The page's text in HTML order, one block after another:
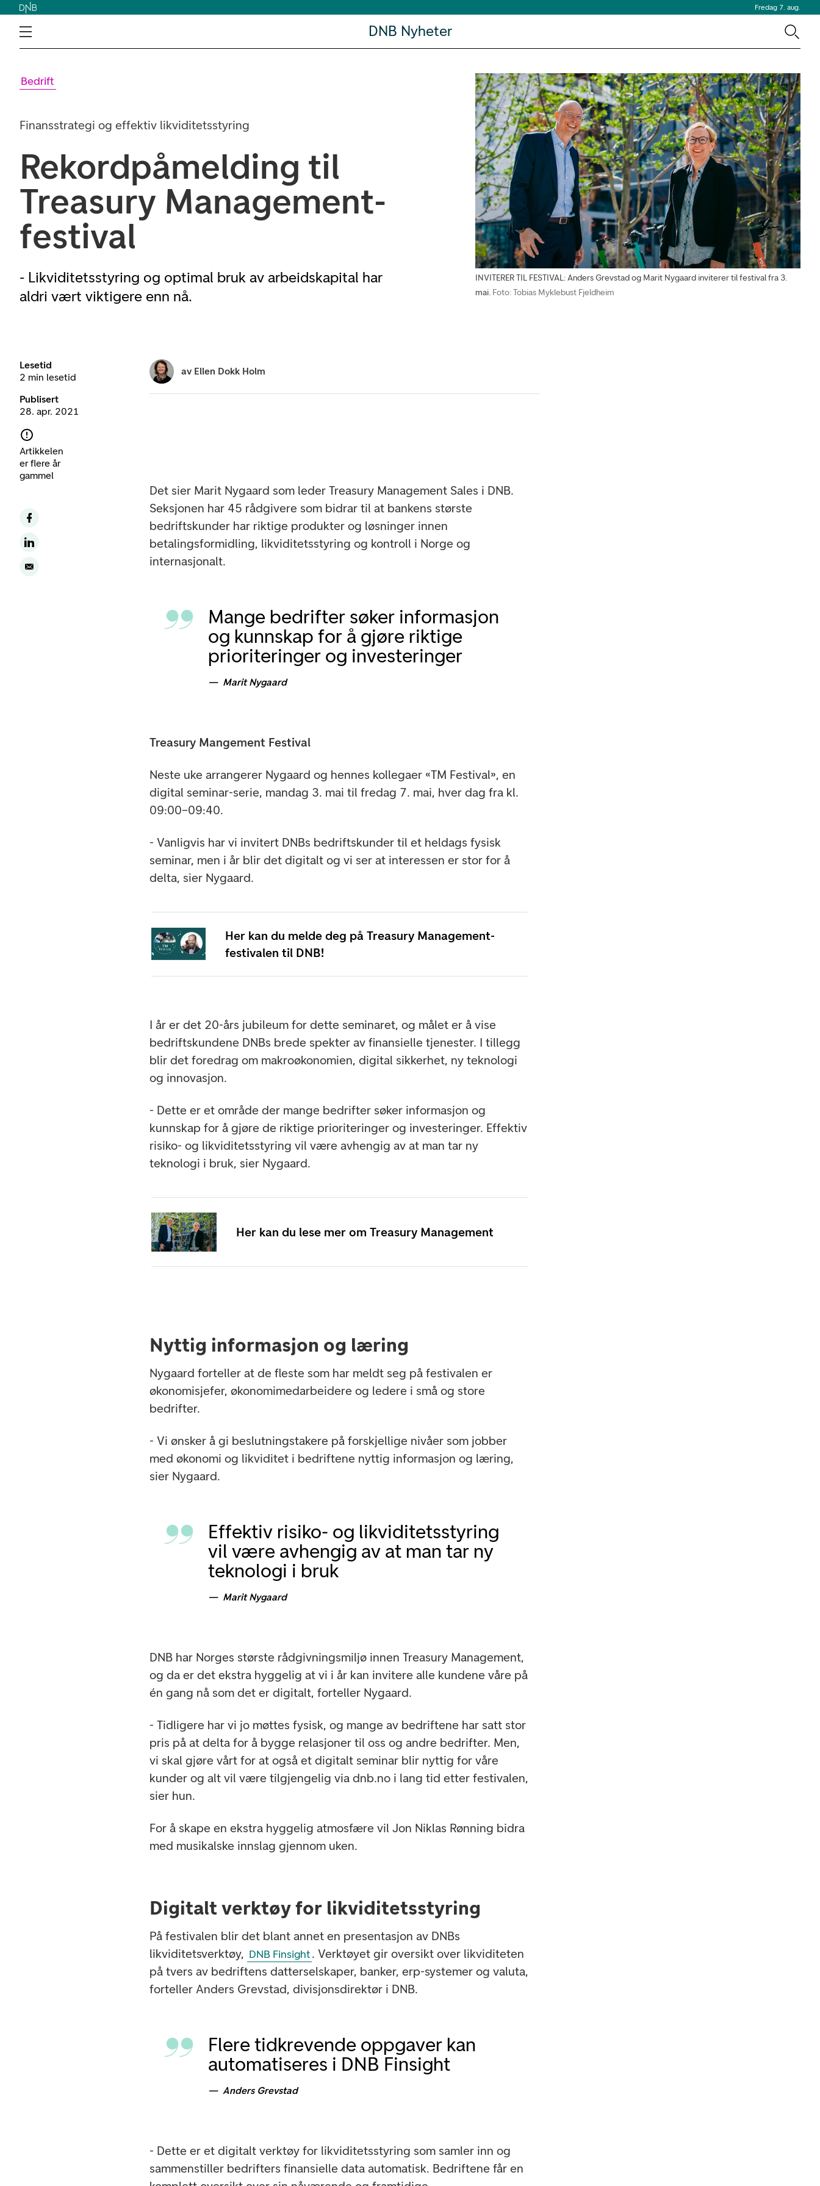
Fredag 7. aug.
DNB Nyheter
Bedrift
Finansstrategi og effektiv likviditetsstyring
Rekordpåmelding til
Treasury Management-
festival
- Likviditetsstyring og optimal bruk av arbeidskapital har
aldri vært viktigere enn nå.
INVITERER TIL FESTIVAL: Anders Grevstad og Marit Nygaard inviterer til festival fra 3.
mai. Foto: Tobias Myklebust Fjeldheim
Lesetid
2 min lesetid
Publisert
28. apr. 2021
Artikkelen
er flere år
gammel
av Ellen Dokk Holm
Det sier Marit Nygaard som leder Treasury Management Sales i DNB.
Seksjonen har 45 rådgivere som bidrar til at bankens største
bedriftskunder har riktige produkter og løsninger innen
betalingsformidling, likviditetsstyring og kontroll i Norge og
internasjonalt.
Mange bedrifter søker informasjon
og kunnskap for å gjøre riktige
prioriteringer og investeringer
Marit Nygaard
Treasury Mangement Festival
Neste uke arrangerer Nygaard og hennes kollegaer «TM Festival», en
digital seminar-serie, mandag 3. mai til fredag 7. mai, hver dag fra kl.
09:00–09:40.
- Vanligvis har vi invitert DNBs bedriftskunder til et heldags fysisk
seminar, men i år blir det digitalt og vi ser at interessen er stor for å
delta, sier Nygaard.
Her kan du melde deg på Treasury Management-
festivalen til DNB!
I år er det 20-års jubileum for dette seminaret, og målet er å vise
bedriftskundene DNBs brede spekter av finansielle tjenester. I tillegg
blir det foredrag om makroøkonomien, digital sikkerhet, ny teknologi
og innovasjon.
- Dette er et område der mange bedrifter søker informasjon og
kunnskap for å gjøre de riktige prioriteringer og investeringer. Effektiv
risiko- og likviditetsstyring vil være avhengig av at man tar ny
teknologi i bruk, sier Nygaard.
Her kan du lese mer om Treasury Management
Nyttig informasjon og læring
Nygaard forteller at de fleste som har meldt seg på festivalen er
økonomisjefer, økonomimedarbeidere og ledere i små og store
bedrifter.
- Vi ønsker å gi beslutningstakere på forskjellige nivåer som jobber
med økonomi og likviditet i bedriftene nyttig informasjon og læring,
sier Nygaard.
Effektiv risiko- og likviditetsstyring
vil være avhengig av at man tar ny
teknologi i bruk
Marit Nygaard
DNB har Norges største rådgivningsmiljø innen Treasury Management,
og da er det ekstra hyggelig at vi i år kan invitere alle kundene våre på
én gang nå som det er digitalt, forteller Nygaard.
- Tidligere har vi jo møttes fysisk, og mange av bedriftene har satt stor
pris på at delta for å bygge relasjoner til oss og andre bedrifter. Men,
vi skal gjøre vårt for at også et digitalt seminar blir nyttig for våre
kunder og alt vil være tilgjengelig via dnb.no i lang tid etter festivalen,
sier hun.
For å skape en ekstra hyggelig atmosfære vil Jon Niklas Rønning bidra
med musikalske innslag gjennom uken.
Digitalt verktøy for likviditetsstyring
På festivalen blir det blant annet en presentasjon av DNBs
likviditetsverktøy, DNB Finsight. Verktøyet gir oversikt over likviditeten
på tvers av bedriftens datterselskaper, banker, erp-systemer og valuta,
forteller Anders Grevstad, divisjonsdirektør i DNB.
Flere tidkrevende oppgaver kan
automatiseres i DNB Finsight
Anders Grevstad
- Dette er et digitalt verktøy for likviditetsstyring som samler inn og
sammenstiller bedrifters finansielle data automatisk. Bedriftene får en